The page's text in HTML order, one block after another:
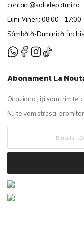
contact@saltelepaturi.ro
Luni-Vineri: 08:00 - 17:00
Sâmbătă-Duminică: Închis
Abonament La
Ocazional, îţi vom trimite
Nu te vom stresa,